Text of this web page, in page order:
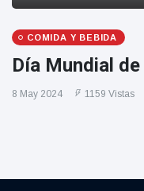
COMIDA Y BEBIDA
Día Mundial
8 May 2024 1159 Vistas